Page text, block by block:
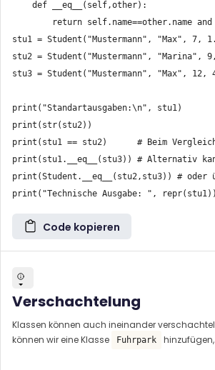
    def __eq__(self,other):
return self.name==other.name
stu1 = Student("Mustermann", "Max", 7,
stu2 = Student("Mustermann", "Marina",
stu3 = Student("Mustermann", "Max", 12,
print("Standartausgaben:\n", stu1)
print(str(stu2))
print(stu1 == stu2)      # Beim Vergleich
print(stu1.__eq__(stu3)) # Alternativ
print(Student.__eq__(stu2,stu3)) # oder
Code kopieren
Verschachtelung
Klassen können auch ineinander
können wir eine Klasse
Fuhrpark